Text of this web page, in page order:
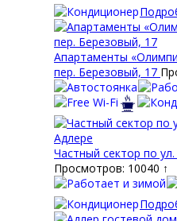
Апартаменты
пер. Березовый, 17
Частный сектор по
Просмотров: 10040 ↑